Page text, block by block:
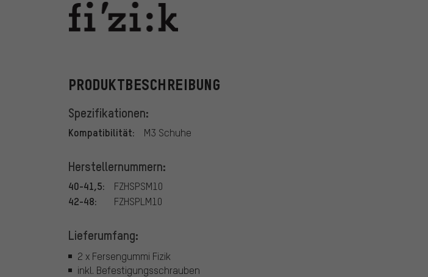
Fizik
PRODUKTBESCHREIBUNG
Spezifikationen:
Kompatibilität: M3 Schuhe
Herstellernummern:
40-41,5: FZHSPSM10
42-48: FZHSPLM10
Lieferumfang:
2 x Fersengummi Fizik
inkl. Befestigungsschrauben